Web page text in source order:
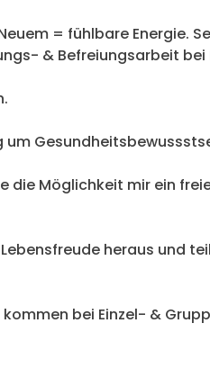
= fühlbare Energie.
& Befreiungsarbeit bei
die Möglichkeit mir ein
heraus und
bei Einzel- &